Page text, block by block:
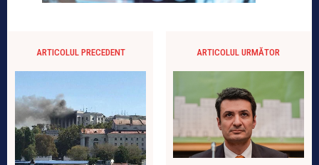
ARTICOLUL PRECEDENT ARTICOLUL URMĂTOR